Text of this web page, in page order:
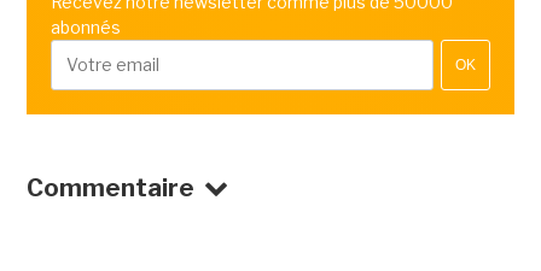
abonnés
OK
Commentaire